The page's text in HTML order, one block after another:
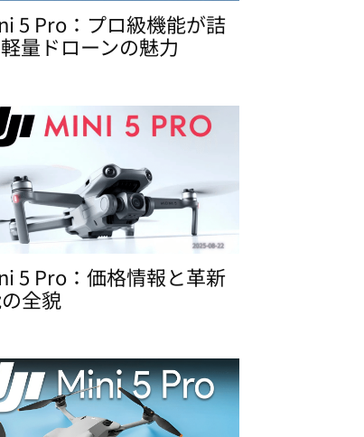
5 Pro：プロ級機能が詰
量ドローンの魅力
5 Pro：価格情報と革新
全貌